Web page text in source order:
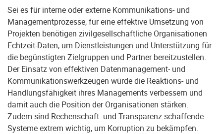
Sei es für interne oder externe Kommunikations- und
Managementprozesse, für eine effektive Umsetzung von
Projekten benötigen zivilgesellschaftliche Organisationen
Echtzeit-Daten, um Dienstleistungen und Unterstützung für
die begünstigten Zielgruppen und Partner bereitzustellen.
Der Einsatz von effektiven Datenmanagement- und
Kommunikationswerkzeugen würde die Reaktions- und
Handlungsfähigkeit ihres Managements verbessern und
damit auch die Position der Organisationen stärken.
Zudem sind Rechenschaft- und Transparenz schaffende
Systeme extrem wichtig, um Korruption zu bekämpfen.